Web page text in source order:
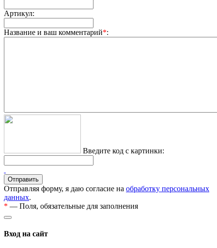
Артикул:
Название и ваш комментарий*:
Введите код с картинки:
Отправляя форму, я даю согласие на обработку персональных
данных.
* — Поля, обязательные для заполнения
Вход на сайт